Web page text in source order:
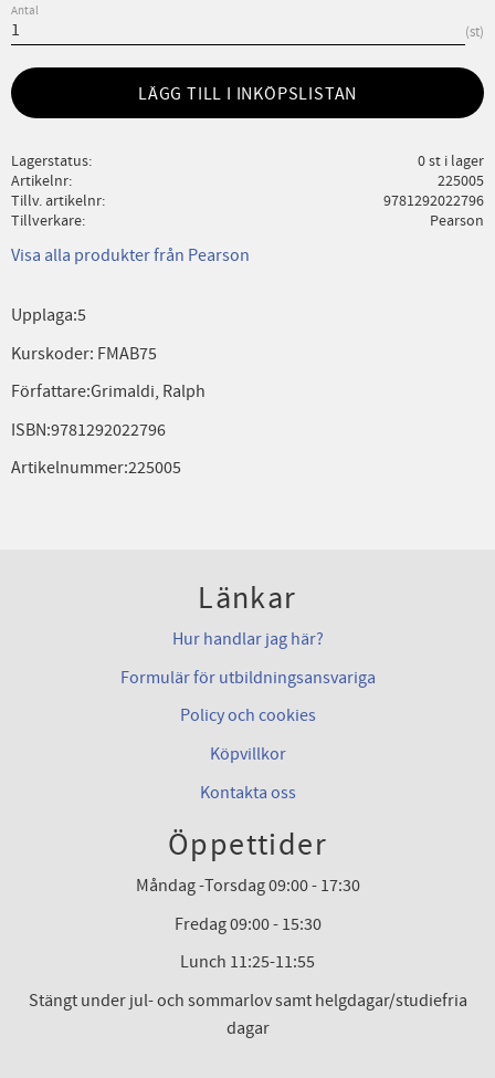
Antal
st
LÄGG TILL I INKÖPSLISTAN
Lagerstatus
0 st i lager
Artikelnr
225005
Tillv. artikelnr
9781292022796
Tillverkare
Pearson
Visa alla produkter från Pearson
Upplaga:5
Kurskoder: FMAB75
Författare:Grimaldi, Ralph
ISBN:9781292022796
Artikelnummer:225005
Länkar
Hur handlar jag här?
Formulär för utbildningsansvariga
Policy och cookies
Köpvillkor
Kontakta oss
Öppettider
Måndag -Torsdag 09:00 - 17:30
Fredag 09:00 - 15:30
Lunch 11:25-11:55
Stängt under jul- och sommarlov samt helgdagar/studiefria
dagar